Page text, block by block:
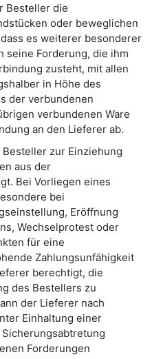
Besteller die
oder beweglichen
es weiterer besonderer
seine Forderung, die ihm
zusteht, mit allen
in Höhe des
der verbundenen
verbundenen Ware
an den Lieferer ab.
zur Einziehung
aus der
Bei Vorliegen eines
bei
Eröffnung
Wechselprotest oder
für eine
Zahlungsunfähigkeit
berechtigt, die
des Bestellers zu
der Lieferer nach
Einhaltung einer
Forderungen